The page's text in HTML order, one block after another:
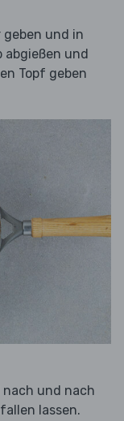
geben und in
abgießen und
Topf geben
und nach
lassen.